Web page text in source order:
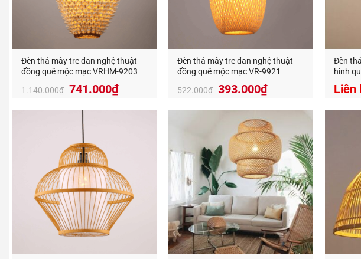
Đèn Trang Trí An An Decor
thị trường.
An An Decor–Ánh sáng từ
Địa Chỉ:412 Phạm Văn Đồng,
https://anandecor.vn/
Đèn thả mây tre đan nghệ thuật
đồng quê mộc mạc VRHM-9203
1.140.000₫ Giá
là:
1.140.000₫.
741.000₫Giá
hiện
tại
Đèn thả mây tre đan nghệ thuật
đồng quê mộc mạc VR-9921
522.000₫ 393.000₫
Đèn
hình
Liên